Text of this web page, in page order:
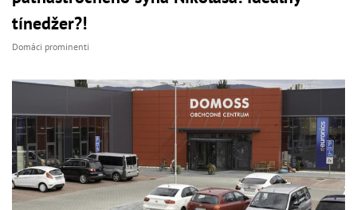
tínedžer?!
Domáci prominenti